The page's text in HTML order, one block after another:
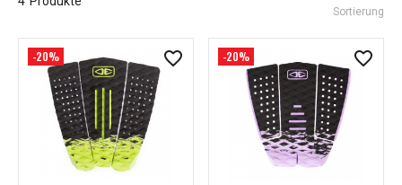
Sortierung
-20% -20%